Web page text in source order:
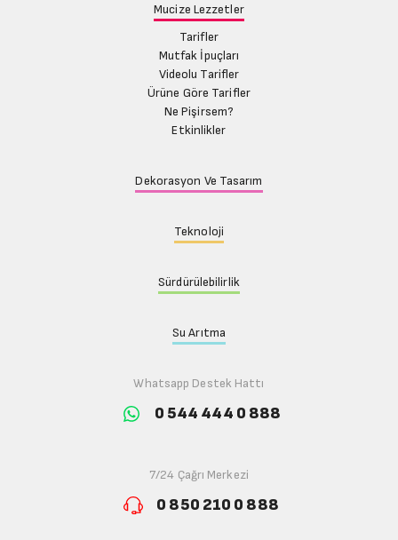
Mucize Lezzetler
Tarifler
Mutfak İpuçları
Videolu Tarifler
Ürüne Göre Tarifler
Ne Pişirsem?
Etkinlikler
Dekorasyon Ve Tasarım
Teknoloji
Sürdürülebilirlik
Su Arıtma
Whatsapp Destek Hattı
0 544 444 0 888
7/24 Çağrı Merkezi
0 850 210 0 888